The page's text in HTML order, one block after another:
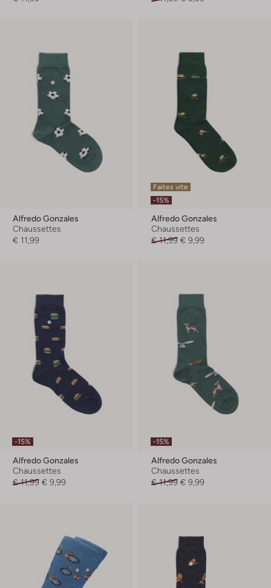
Alfredo Gonzales
Chaussettes
€ 11,99
Faites vite
-15%
Alfredo Gonzales
Chaussettes
€ 11,99 € 9,99
-15%
Alfredo Gonzales
Chaussettes
€ 11,99 € 9,99
-15%
Alfredo Gonzales
Chaussettes
€ 11,99 € 9,99